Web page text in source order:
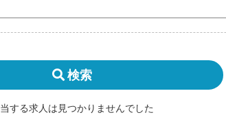
検索
する求人は見つかりませんでした